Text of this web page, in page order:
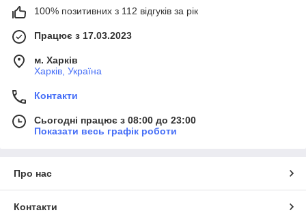
100% позитивних з 112 відгуків за рік
Працює з 17.03.2023
м. Харків
Харків, Україна
Контакти
Сьогодні працює з 08:00 до 23:00
Показати весь графік роботи
Про нас
Контакти